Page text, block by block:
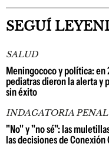
SEGUÍ
SALUD
Meningococo y política: en
pediatras dieron la alerta y
sin éxito
INDAGATORIA PENAL
"No" y "no sé": las
las decisiones de Conexión